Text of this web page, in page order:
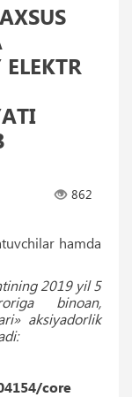
862
hamda
2019 yil 5
binoan,
aksiyadorlik
core